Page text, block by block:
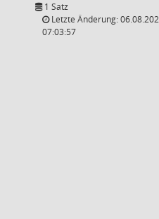
1 Satz
Letzte Änderung:
07:03:57